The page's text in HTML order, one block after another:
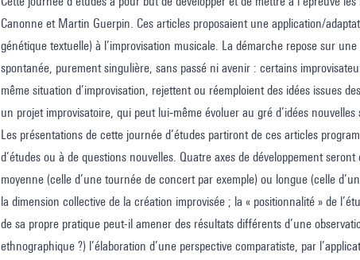
Dance »
du
second
quintette
de
Miles
Davis
(1967)
Canonne et Martin Guerpin. Ces articles proposaient une application/
génétique textuelle) à l’improvisation musicale. La démarche repose sur
spontanée, purement singulière, sans passé ni avenir : certains
même situation d’improvisation, rejettent ou réemploient des idées issues
un projet improvisatoire, qui peut lui‑même évoluer au gré d’idées
Les présentations de cette journée d’études partiront de ces articles
d’études ou à de questions nouvelles. Quatre axes de développement
moyenne (celle d’une tournée de concert par exemple) ou longue (celle
la dimension collective de la création improvisée ; la « positionnalité » de
de sa propre pratique peut-il amener des résultats différents d’une
ethnographique ?) l’élaboration d’une perspective comparatiste, par